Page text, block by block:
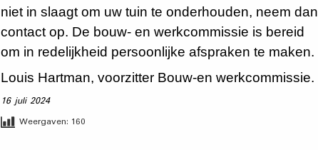
niet in slaagt om uw tuin te onderhouden, neem dan
contact op. De bouw- en werkcommissie is bereid
om in redelijkheid persoonlijke afspraken te maken.
Louis Hartman, voorzitter Bouw-en werkcommissie.
16 juli 2024
Weergaven: 160